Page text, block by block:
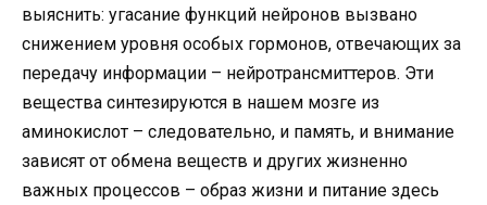
выяснить: угасание функций нейронов вызвано
снижением уровня особых гормонов, отвечающих за
передачу информации – нейротрансмиттеров. Эти
вещества синтезируются в нашем мозге из
аминокислот – следовательно, и память, и внимание
зависят от обмена веществ и других жизненно
важных процессов – образ жизни и питание здесь